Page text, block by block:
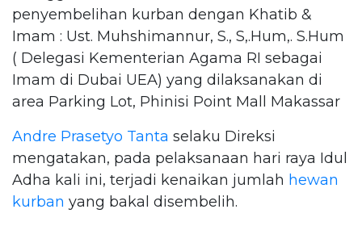
penyembelihan kurban dengan Khatib &
Imam : Ust. Muhshimannur, S., S,.Hum,. S.Hum
( Delegasi Kementerian Agama RI sebagai
Imam di Dubai UEA) yang dilaksanakan di
area Parking Lot, Phinisi Point Mall Makassar
Andre Prasetyo Tanta selaku Direksi
mengatakan, pada pelaksanaan hari raya Idul
Adha kali ini, terjadi kenaikan jumlah hewan
kurban yang bakal disembelih.